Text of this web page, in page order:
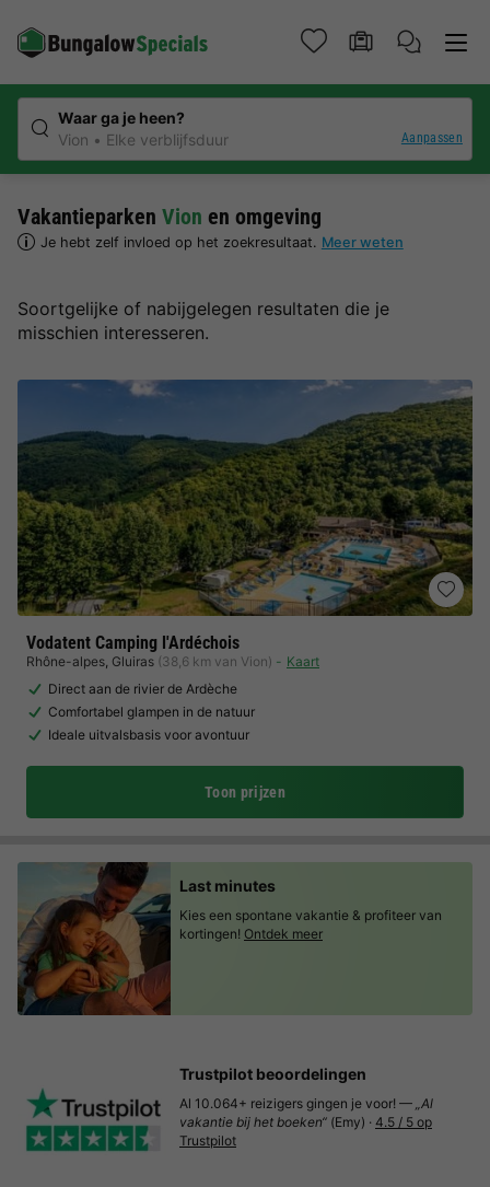
Waar ga je heen?
Vion
Elke verblijfsduur Aanpassen
Vakantieparken Vion en omgeving
Je hebt zelf invloed op het zoekresultaat. Meer weten
Soortgelijke of nabijgelegen resultaten die je
misschien interesseren.
Vodatent Camping l'Ardéchois
Rhône-alpes, Gluiras (38,6 km van Vion)
Kaart
Direct aan de rivier de Ardèche
Comfortabel glampen in de natuur
Ideale uitvalsbasis voor avontuur
Toon prijzen
Last minutes
Kies een spontane vakantie & profiteer van
kortingen! Ontdek meer
Trustpilot beoordelingen
Al 10.064+ reizigers gingen je voor! — „Al
vakantie bij het boeken“ (Emy) · 4.5 / 5 op
Trustpilot